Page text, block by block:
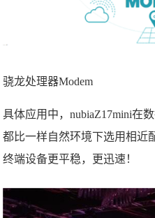
骁龙处理器Modem
具体应用中，nubiaZ17mini在
都比一样自然环境下选用相近
终端设备更平稳，更迅速！